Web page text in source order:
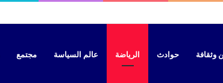
مجتمع عالم السياسة الرياضة حوادث وثقافة